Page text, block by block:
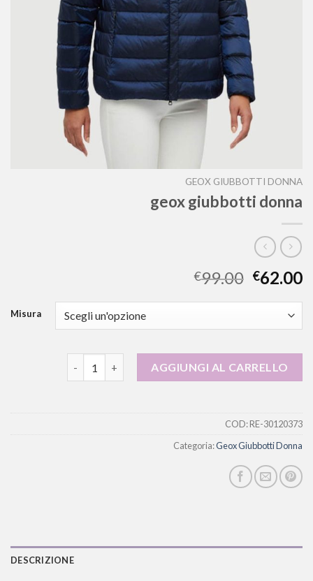
GEOX GIUBBOTTI DONNA
geox giubbotti donna
€99.00 €62.00
Misura
AGGIUNGI AL CARRELLO
COD:RE-30120373
Categoria:Geox Giubbotti Donna
DESCRIZIONE